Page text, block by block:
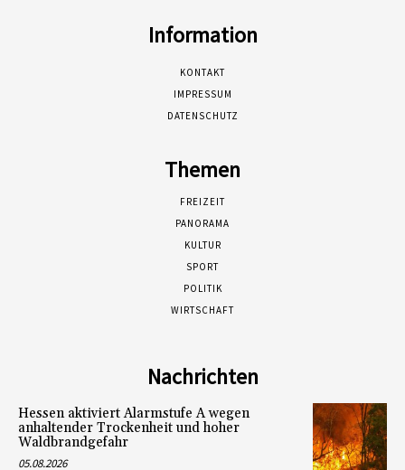
Information
KONTAKT
IMPRESSUM
DATENSCHUTZ
Themen
FREIZEIT
PANORAMA
KULTUR
SPORT
POLITIK
WIRTSCHAFT
Nachrichten
Hessen aktiviert Alarmstufe A wegen
anhaltender Trockenheit und hoher
Waldbrandgefahr
05.08.2026